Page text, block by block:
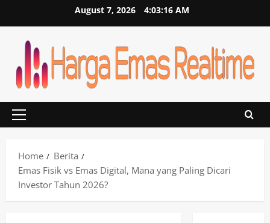
August 7, 2026 4:03:17 AM
Primary
Home
Berita
Emas Fisik vs Emas Digital, Mana yang Paling Dicari
Investor Tahun 2026?